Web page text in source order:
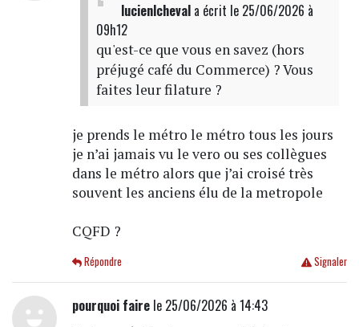
lucienlchevala écrit le 25/06/2026 à
09h12
qu'est-ce que vous en savez (hors
préjugé café du Commerce) ? Vous
faites leur filature ?
je prends le métro le métro tous les jours
je n’ai jamais vu le vero ou ses collègues
dans le métro alors que j’ai croisé très
souvent les anciens élu de la metropole
CQFD ?
Signaler
Répondre
pourquoi fairele 25/06/2026 à 14:43